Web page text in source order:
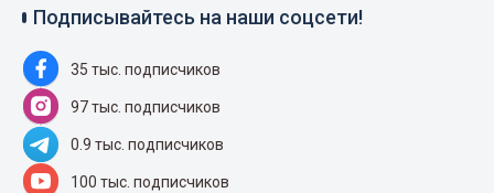
Подписывайтесь на наши соцсети!
35 тыс. подписчиков
97 тыс. подписчиков
0.9 тыс. подписчиков
100 тыс. подписчиков